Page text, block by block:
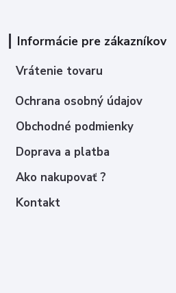
Informácie pre zákazníkov
Vrátenie tovaru
Ochrana osobný údajov
Obchodné podmienky
Doprava a platba
Ako nakupovať ?
Kontakt